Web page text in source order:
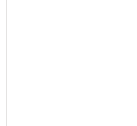
Kort svar: när är
Zettle-Visma är rätt när
eventförsäljning behöver
versionen bör fokusera
kvittounderlag som